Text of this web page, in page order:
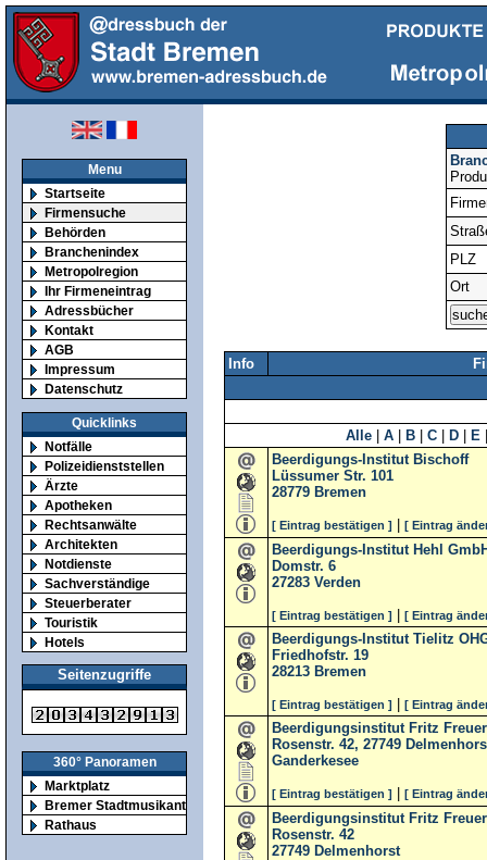
Menu
Startseite
Firmensuche
Behörden
Branchenindex
Metropolregion
Ihr Firmeneintrag
Adressbücher
Kontakt
AGB
Impressum
Datenschutz
Quicklinks
Notfälle
Polizeidienststellen
Ärzte
Apotheken
Rechtsanwälte
Architekten
Notdienste
Sachverständige
Steuerberater
Touristik
Hotels
Seitenzugriffe
360° Panoramen
Marktplatz
Bremer Stadtmusikanten
Rathaus
PLZ
Ort
Info
Alle A B C D E
Beerdigungs-Institut Bischoff
Lüssumer Str. 101
28779 Bremen
[ Eintrag bestätigen ] [ Eintrag
Beerdigungs-Institut Hehl
Domstr. 6
27283 Verden
[ Eintrag bestätigen ] [ Eintrag
Beerdigungs-Institut Tielitz
Friedhofstr. 19
28213 Bremen
[ Eintrag bestätigen ] [ Eintrag
Beerdigungsinstitut Fritz
Rosenstr. 42, 27749
Ganderkesee
[ Eintrag bestätigen ] [ Eintrag
Beerdigungsinstitut Fritz
Rosenstr. 42
27749 Delmenhorst